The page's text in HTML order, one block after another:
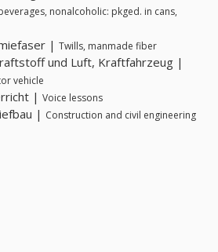
nonalcoholic: pkged. in cans,
| Twills, manmade fiber
und Luft, Kraftfahrzeug |
vehicle
| Voice lessons
| Construction and civil engineering